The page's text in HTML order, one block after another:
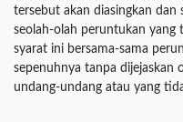
tersebut akan diasingkan dan
seolah-olah peruntukan
syarat ini bersama-sama
sepenuhnya tanpa dijejaskan
undang-undang atau yang